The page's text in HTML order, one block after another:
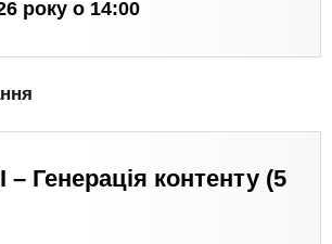
року о 14:00
Генерація контенту (5